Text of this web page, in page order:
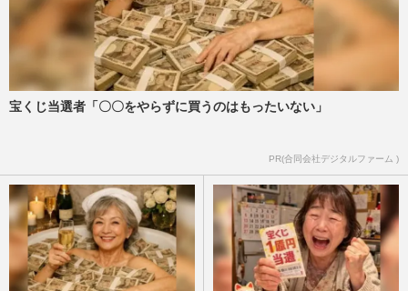
宝くじ当選者「〇〇をやらずに買うのはもったいない」
PR(合同会社デジタルファーム )